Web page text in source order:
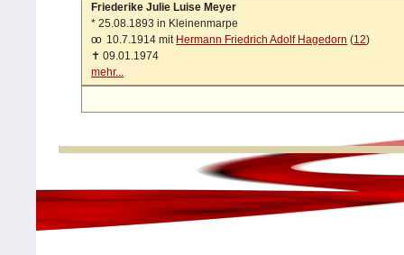
Friederike Julie Luise Meyer
* 25.08.1893 in Kleinenmarpe
oo
10.7.1914 mit Hermann Friedrich Adolf Hagedorn (12)
✝ 09.01.1974
mehr...